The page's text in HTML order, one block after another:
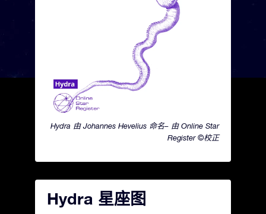
Hydra 由 Johannes Hevelius 命名– 由 Online Star
Register ©校正
Hydra 星座图